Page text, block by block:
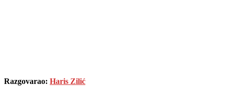
Razgovarao: Haris Zilić